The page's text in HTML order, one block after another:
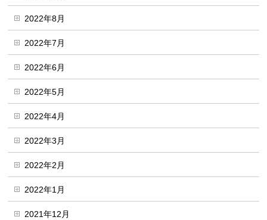
2022年8月
2022年7月
2022年6月
2022年5月
2022年4月
2022年3月
2022年2月
2022年1月
2021年12月